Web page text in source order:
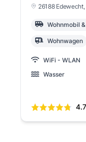
26188 Edewecht,
Wohnmobil
Wohnwagen
WiFi - WLAN
Wasser
4.7